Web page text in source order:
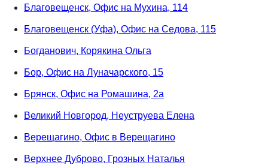
Благовещенск, Офис на Мухина, 114
Благовещенск (Уфа), Офис на Седова, 115
Богданович, Корякина Ольга
Бор, Офис на Луначарского, 15
Брянск, Офис на Ромашина, 2а
Великий Новгород, Неуструева Елена
Верещагино, Офис в Верещагино
Верхнее Дуброво, Грозных Наталья